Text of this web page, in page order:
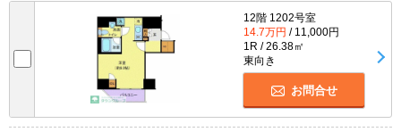
12階 1202号室
14.7万円 / 11,000円
1R / 26.38㎡
東向き
お問合せ